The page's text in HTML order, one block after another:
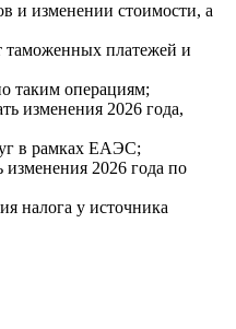
и изменении стоимости, а
таможенных платежей и
таким операциям;
изменения 2026 года,
в рамках ЕАЭС;
2026 года по
налога у источника